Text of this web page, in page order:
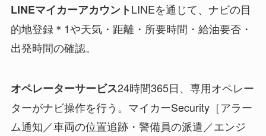
LINEマイカーアカウントLINEを通じて、ナビの目
的地登録＊1や天気・距離・所要時間・給油要否・
出発時間の確認。
オペレーターサービス24時間365日、専用オペレー
ターがナビ操作を行う。マイカーSecurity［アラー
ム通知／車両の位置追跡・警備員の派遣／エンジ